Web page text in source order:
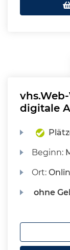
digitale
Beginn:
Ort:
ohne